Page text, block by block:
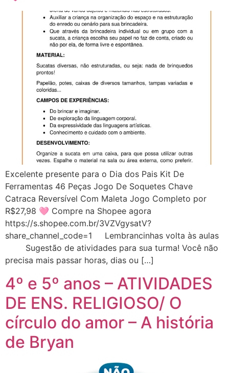
Excelente presente para o Dia dos Pais Kit De
Ferramentas 46 Peças Jogo De Soquetes Chave
Catraca Reversível Com Maleta Jogo Completo por
R$27,98 🩷 Compre na Shopee agora
https://s.shopee.com.br/3VZVgysatV?
share_channel_code=1 Lembrancinhas volta às aulas
Sugestão de atividades para sua turma! Você não
precisa mais passar horas, dias ou […]
4º e 5º anos – ATIVIDADES
DE ENS. RELIGIOSO/ O
círculo do amor – A história
de Bryan